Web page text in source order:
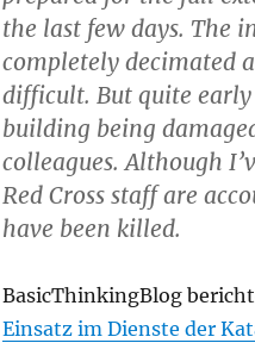
the last few days. The
completely decimated
difficult. But quite early
building being
colleagues. Although
Red Cross staff are
have been killed.
BasicThinkingBlog
Einsatz im Dienste der